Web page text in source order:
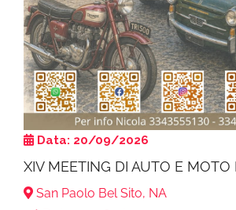
Data: 20/09/2026
XIV MEETING DI AUTO E MOTO
San Paolo Bel Sito, NA